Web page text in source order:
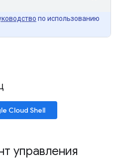
по использованию
Cloud Shell
управления